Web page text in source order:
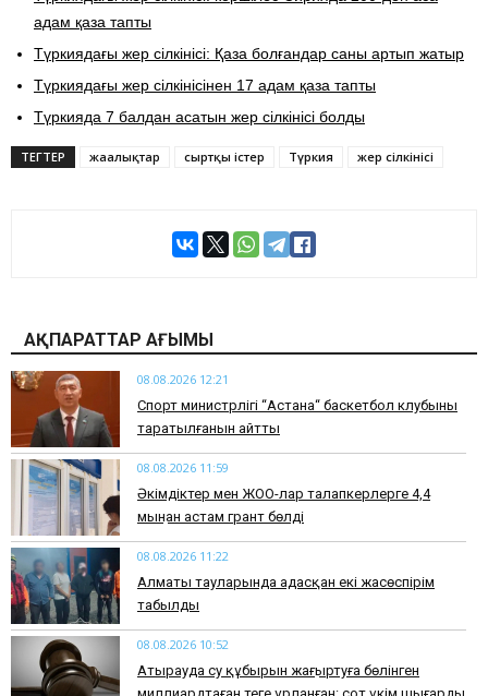
адам қаза тапты
Түркиядағы жер сілкінісі: Қаза болғандар саны артып жатыр
Түркиядағы жер сілкінісінен 17 адам қаза тапты
Түркияда 7 балдан асатын жер сілкінісі болды
ТЕГТЕР жаңалықтар сыртқы істер Түркия жер сілкінісі
АҚПАРАТТАР АҒЫМЫ
08.08.2026 12:21
Спорт министрлігі “Астана“ баскетбол клубының
таратылғанын айтты
08.08.2026 11:59
Әкімдіктер мен ЖОО-лар талапкерлерге 4,4
мыңнан астам грант бөлді
08.08.2026 11:22
Алматы тауларында адасқан екі жасөспірім
табылды
08.08.2026 10:52
Атырауда су құбырын жаңғыртуға бөлінген